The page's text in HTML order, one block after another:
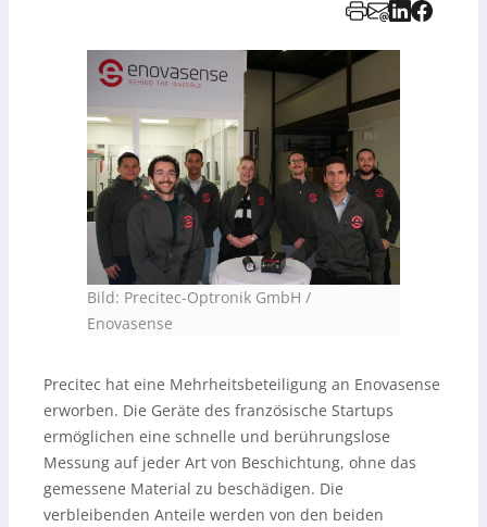
Bild: Precitec-Optronik GmbH /
Enovasense
Precitec hat eine Mehrheitsbeteiligung an Enovasense
erworben. Die Geräte des französische Startups
ermöglichen eine schnelle und berührungslose
Messung auf jeder Art von Beschichtung, ohne das
gemessene Material zu beschädigen. Die
verbleibenden Anteile werden von den beiden